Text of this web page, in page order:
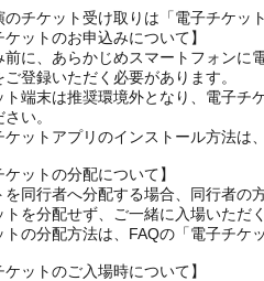
チケット受け取りは「電子チケッ
ケットのお申込みについて】
前に、あらかじめスマートフォンに
登録いただく必要があります。
ト端末は推奨環境外となり、電子チ
い。
ットアプリのインストール方法は
ケットの分配について】
を同行者へ分配する場合、同行者の
を分配せず、ご一緒に入場いただ
の分配方法は、FAQの「電子チケ
ケットのご入場時について】